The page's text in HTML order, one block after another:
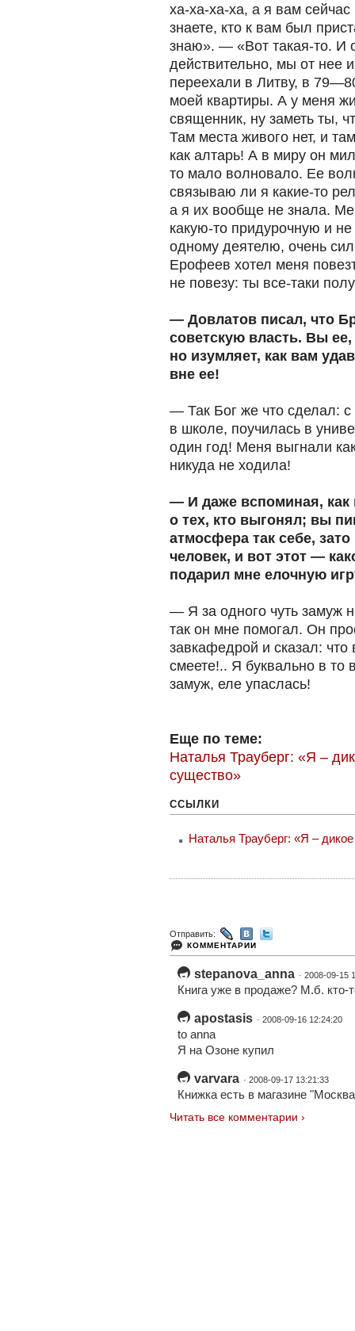
ха-ха-ха-ха, а я вам
знаете, кто к вам был
знаю». — «Вот такая-то. И
действительно, мы от нее
переехали в Литву, в
моей квартиры. А у меня
священник, ну заметь ты,
Там места живого нет, и
как алтарь! А в миру он
то мало волновало. Ее
связываю ли я какие-то
а я их вообще не знала.
какую-то придурочную и
одному деятелю, очень
Ерофеев хотел меня
не повезу: ты все-таки
— Довлатов писал, что
советскую власть. Вы
но изумляет, как вам
вне ее!
— Так Бог же что сделал: с
в школе, поучилась в
один год! Меня выгнали
никуда не ходила!
— И даже вспоминая,
о тех, кто выгонял; вы
атмосфера так себе,
человек, и вот этот —
подарил мне елочную
— Я за одного чуть замуж
так он мне помогал. Он
завкафедрой и сказал:
смеете!.. Я буквально в то
замуж, еле упаслась!
Еще по теме:
Наталья Трауберг: «Я –
существо»
ССЫЛКИ
Наталья Трауберг: «Я –
Отправить:
КОММЕНТАРИИ
stepanova_anna · 2008-09-15
Книга уже в продаже? М.б. кто-
apostasis · 2008-09-16 12:24:20
to anna
Я на Озоне купил
varvara · 2008-09-17 13:21:33
Книжка есть в магазине
Читать все комментарии ›